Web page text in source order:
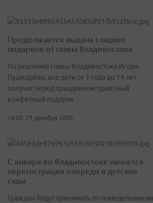
Продолжается выдача сладких
подарков от главы Владивостока
По решению главы Владивостока Игоря
Пушкарёва, все дети от 1 года до 14 лет
получат перед праздником приятный
конфетный подарок
14:00, 29 декабря 2009
С января во Владивостоке начнется
перегистрация очереди в детские
сады
Граждан будут принимать по понедельникам